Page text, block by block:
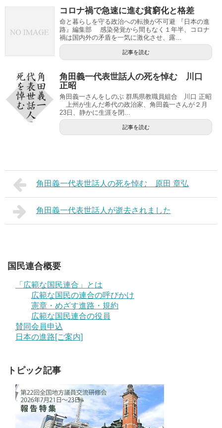
コロナ禍で急速に進む貧窮化と格差
命と暮らしを守る政治への転換が不可避 『日本の進
路』編集部 感染発覚から間もなく１年半、コロナ
禍は国内外の矛盾を一気に激化させ、露...
記事を読む
角田義一代表世話人の死を悼む 川口
正昭
角田義一さんをしのぶ 群馬県教職員組合 川口 正昭
上州が生んだ希代の政治家、角田義一さんが２月
23日、静かに生涯を閉...
記事を読む
角田義一代表世話人の死を悼む 原田 章弘
角田義一代表世話人が逝去されました
国民連合概要
「広範な国民連合」とは
広範な国民の連合の呼びかけ
憲章・めざす進路・規約
広範な国民連合の役員
賛同会員申込
日本の進路[ご案内]
トピック記事